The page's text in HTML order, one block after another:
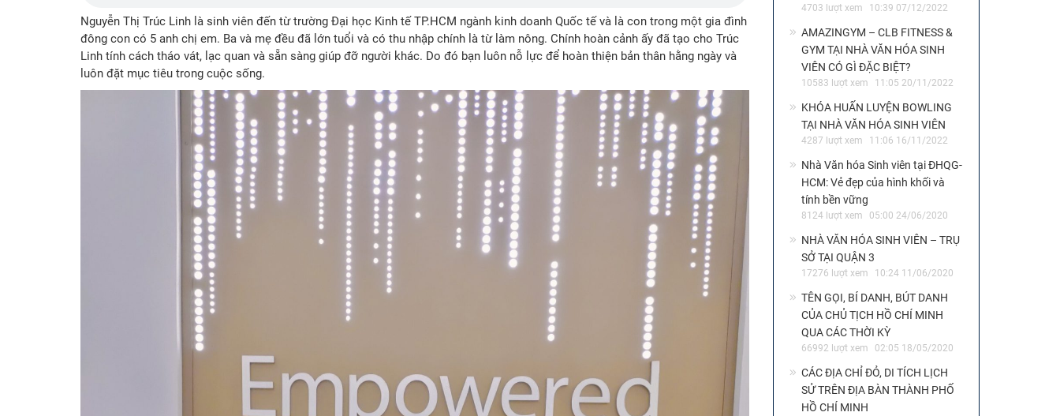
Nguyễn Thị Trúc Linh là sinh viên đến từ trường Đại học Kinh tế TP.HCM ngành kinh doanh Quốc tế và là con trong một gia đình
đông con có 5 anh chị em. Ba và mẹ đều đã lớn tuổi và có thu nhập chính là từ làm nông. Chính hoàn cảnh ấy đã tạo cho Trúc
Linh tính cách tháo vát, lạc quan và sẵn sàng giúp đỡ người khác. Do đó bạn luôn nỗ lực để hoàn thiện bản thân hằng ngày và
luôn đặt mục tiêu trong cuộc sống.
4703 lượt xem 10:39 07/12/2022
AMAZINGYM – CLB FITNESS &
GYM TẠI NHÀ VĂN HÓA SINH
VIÊN CÓ GÌ ĐẶC BIỆT?
10583 lượt xem 11:05 20/11/2022
KHÓA HUẤN LUYỆN BOWLING
TẠI NHÀ VĂN HÓA SINH VIÊN
4287 lượt xem 11:06 16/11/2022
Nhà Văn hóa Sinh viên tại ĐHQG-
HCM: Vẻ đẹp của hình khối và
tính bền vững
8124 lượt xem 05:00 24/06/2020
NHÀ VĂN HÓA SINH VIÊN – TRỤ
SỞ TẠI QUẬN 3
17276 lượt xem 10:24 11/06/2020
TÊN GỌI, BÍ DANH, BÚT DANH
CỦA CHỦ TỊCH HỒ CHÍ MINH
QUA CÁC THỜI KỲ
66992 lượt xem 02:05 18/05/2020
CÁC ĐỊA CHỈ ĐỎ, DI TÍCH LỊCH
SỬ TRÊN ĐỊA BÀN THÀNH PHỐ
HỒ CHÍ MINH